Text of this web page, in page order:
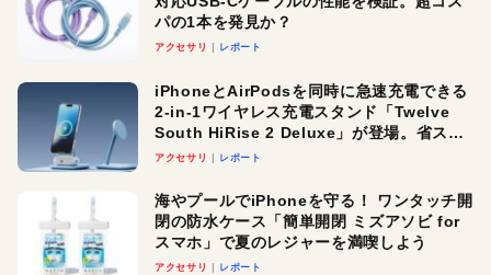
パの1本を発見か？
アクセサリ レポート
iPhoneとAirPodsを同時に急速充電できる
2-in-1ワイヤレス充電スタンド「Twelve
South HiRise 2 Deluxe」が登場。省スペ
ースでおしゃれに充電したい人にオスス
アクセサリ レポート
海やプールでiPhoneを守る！ ワンタッチ開
閉の防水ケース「簡単開閉 ミズアソビ for
スマホ」で夏のレジャーを満喫しよう
アクセサリ レポート